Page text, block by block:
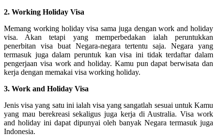
2. Working Holiday Visa
Memang working holiday visa sama juga dengan work and holiday
visa. Akan tetapi yang memperbedakan ialah peruntukkan
penerbitan visa buat Negara-negara tertentu saja. Negara yang
termasuk juga dalam peruntuk kan visa ini tidak terdaftar dalam
pengerjaan visa work and holiday. Kamu pun dapat berwisata dan
kerja dengan memakai visa working holiday.
3. Work and Holiday Visa
Jenis visa yang satu ini ialah visa yang sangatlah sesuai untuk Kamu
yang mau berekreasi sekaligus juga kerja di Australia. Visa work
and holiday ini dapat dipunyai oleh banyak Negara termasuk juga
Indonesia.